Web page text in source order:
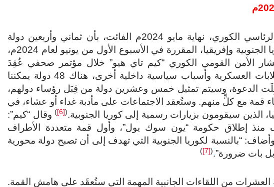
فيما يتعلق بترتيبات القمة؛ صرّح المكتب الرئاسي الكوري، نهاية مايو 2024م الفائت، بأن ثماني وأربعين دولة
إفريقية سيحضرون القمة الافتتاحية بين كوريا الجنوبية وإفريقيا، المقررة في الأسبوع الأول من يونيو لعام 2024م،
الأمن القومي الكوري “كيم تاي هيو” خلال مؤتمر صحفي عُقِدَ
بالمكتب الرئاسي الكوري: “إنه بسبب الانقلابات العسكرية وأسباب سياسية داخلية أخرى، هناك 48 دولة يمكننا
الدعوة، وسيتم تمثيل خمس وعشرين دولة من قِبَل رؤساء دولهم،
قمة مع كلٍّ منهم. وستُعقد الاجتماعات على مأدبة غداء أو عشاء، في
الذين سيقومون بزيارات رسمية إلى كوريا الجنوبية.(
[6]
) وقال “كيم”:
منذ إطلاق حكومة “يون سوك يول”، وأول قمة متعددة الأطراف
وأضاف: “بالنسبة لكوريا الجنوبية التي تهدف إلى أن تصبح دولة محورية
بل بات ضرورة”.(
[7]
)
العشرات من اللقاءات الجانبية المهمة التي ستُعقَد على هامش القمة.